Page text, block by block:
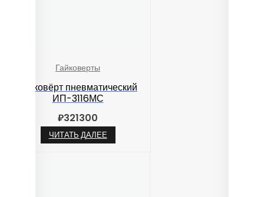
Гайковерты
Гайковёрт пневматический
ИП-3116МС
₽321300
ЧИТАТЬ ДАЛЕЕ